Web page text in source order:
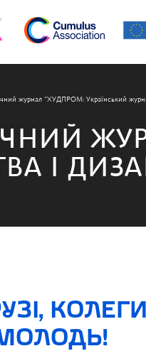
журнал “ХУДПРОМ: Український
І